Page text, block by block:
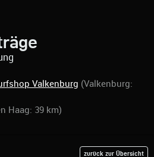
Valkenburg (Valkenburg:
Haag: 39 km)
zurück zur Übersicht